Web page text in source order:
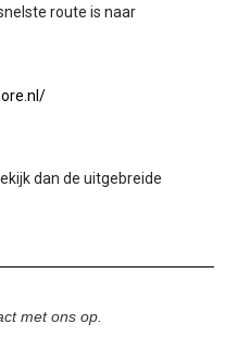
route is naar
dan de uitgebreide
met ons op.